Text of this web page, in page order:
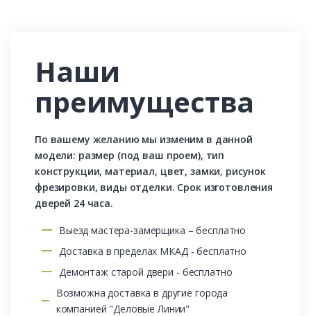
Наши
преимущества
По вашему желанию мы изменим в данной
модели: размер (под ваш проем), тип
конструкции, материал, цвет, замки, рисунок
фрезировки, виды отделки. Срок изготовления
дверей 24 часа.
Выезд мастера-замерщика – бесплатно
Доставка в пределах МКАД - бесплатно
Демонтаж старой двери - бесплатно
Возможна доставка в другие города
компанией "Деловые Линии"